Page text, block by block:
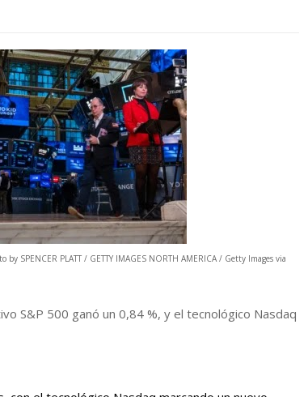
SPENCER PLATT / GETTY IMAGES NORTH AMERICA / Getty Images via
S&P 500 ganó un 0,84 %, y el tecnológico Nasdaq